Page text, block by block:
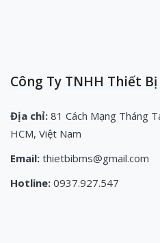
Công Ty TNHH Thiết Bị
Địa chỉ: 81 Cách Mạng Tháng
HCM, Việt Nam
Email: thietbibms@gmail.com
Hotline: 0937.927.547